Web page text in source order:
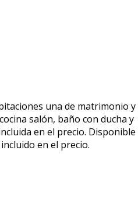
una de matrimonio y
salón, baño con ducha y
en el precio. Disponible
en el precio.